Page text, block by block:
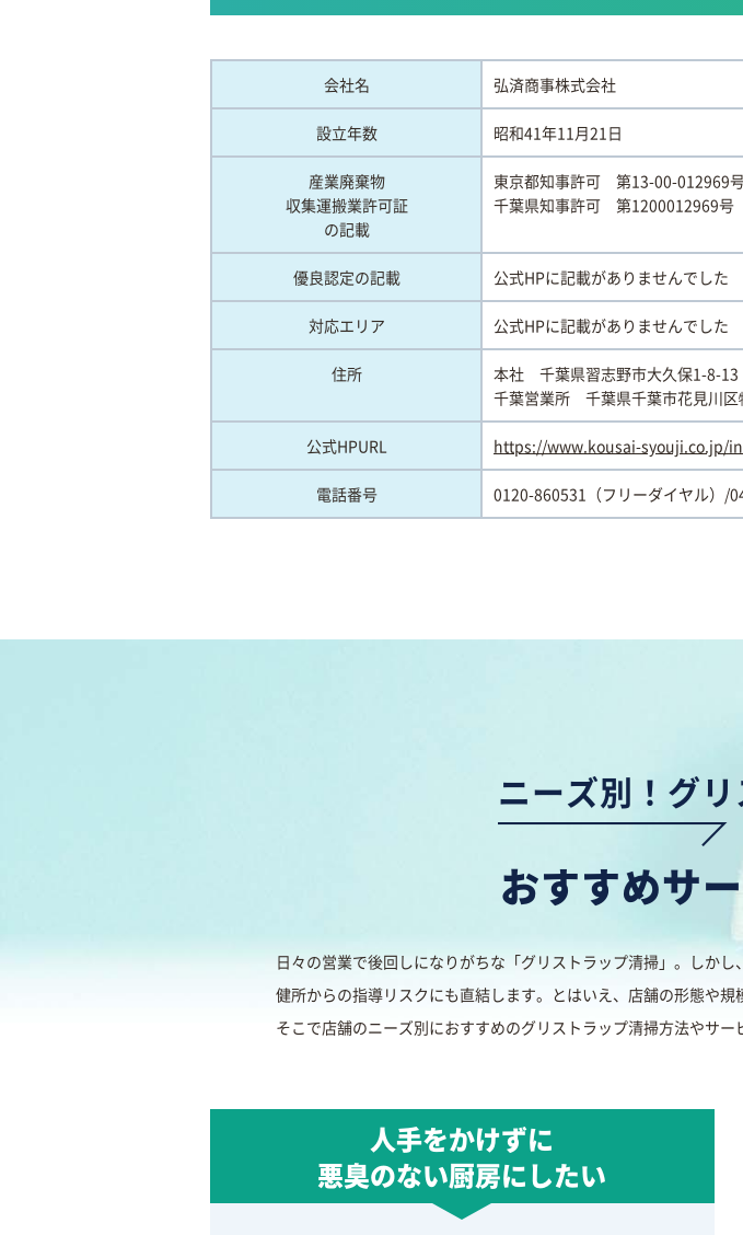
会社名 弘済商事株式会社
設立年数 昭和41年11月21日
産業廃棄物
収集運搬業許可証
の記載
東京都知事許可 第13-00-012969
千葉県知事許可 第1200012969号
優良認定の記載 公式HPに記載がありませんでした
対応エリア 公式HPに記載がありませんでした
住所
本社 千葉県習志野市大久保1-8-13
千葉営業所 千葉県千葉市花見川区
公式HPURL https://www.kousai-syouji.co.jp/
電話番号 0120-860531（フリーダイヤル）/
ニーズ別！ グ
おすすめサ
日々の営業で後回しになりがちな「グリストラップ清掃」。しか
健所からの指導リスクにも直結します。とはいえ、店舗の形態や
そこで店舗のニーズ別におすすめのグリストラップ清掃方法やサー
人手をかけずに
悪臭のない厨房にしたい